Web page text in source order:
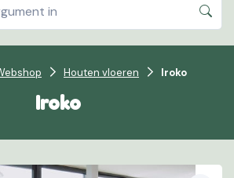
Houten vloeren Iroko
Iroko